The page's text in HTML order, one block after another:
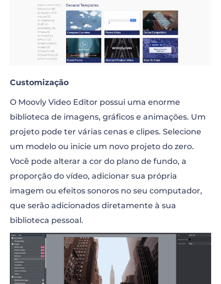
Customização
O Moovly Video Editor possui uma enorme
biblioteca de imagens, gráficos e animações. Um
projeto pode ter várias cenas e clipes. Selecione
um modelo ou inicie um novo projeto do zero.
Você pode alterar a cor do plano de fundo, a
proporção do vídeo, adicionar sua própria
imagem ou efeitos sonoros no seu computador,
que serão adicionados diretamente à sua
biblioteca pessoal.